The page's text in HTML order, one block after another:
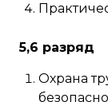
5,6 разряд
Охрана